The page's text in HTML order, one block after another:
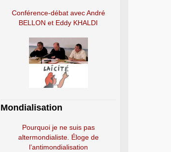
Conférence-débat avec André
BELLON et Eddy KHALDI
Mondialisation
Pourquoi je ne suis pas
altermondialiste. Éloge de
l’antimondialisation